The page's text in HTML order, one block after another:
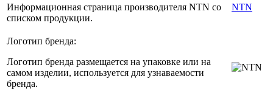
Информационная страница производителя NTN со
списком продукции.
NTN
Логотип бренда:
Логотип бренда размещается на упаковке или на
самом изделии, используется для узнаваемости
бренда.